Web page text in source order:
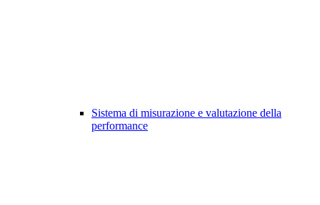
Sistema di misurazione e valutazione della
performance